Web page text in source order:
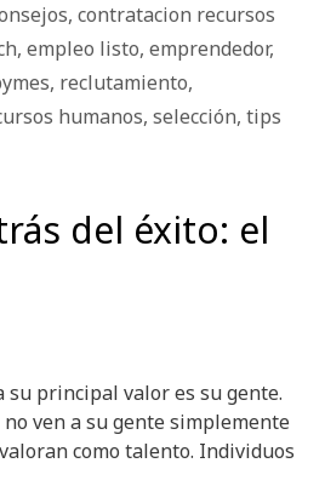
, contratacion recursos
, empleo listo, emprendedor,
, reclutamiento,
humanos, selección, tips
del éxito: el
su principal valor es su gente.
ven a su gente simplemente
como talento. Individuos